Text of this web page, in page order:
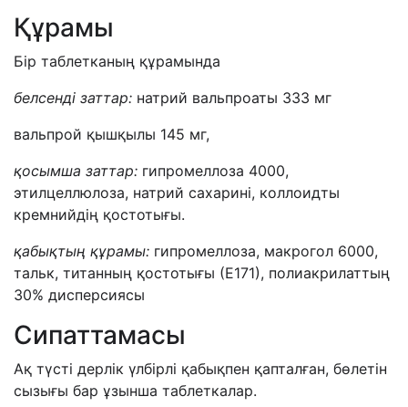
Құрамы
Бір таблетканың құрамында
белсенді заттар: натрий вальпроаты 333 мг
вальпрой қышқылы 145 мг,
қосымша заттар: гипромеллоза 4000,
этилцеллюлоза, натрий сахарині, коллоидты
кремнийдің қостотығы.
қабықтың құрамы: гипромеллоза, макрогол 6000,
тальк, титанның қостотығы (Е171), полиакрилаттың
30% дисперсиясы
Сипаттамасы
Ақ түсті дерлік үлбірлі қабықпен қапталған, бөлетін
сызығы бар ұзынша таблеткалар.